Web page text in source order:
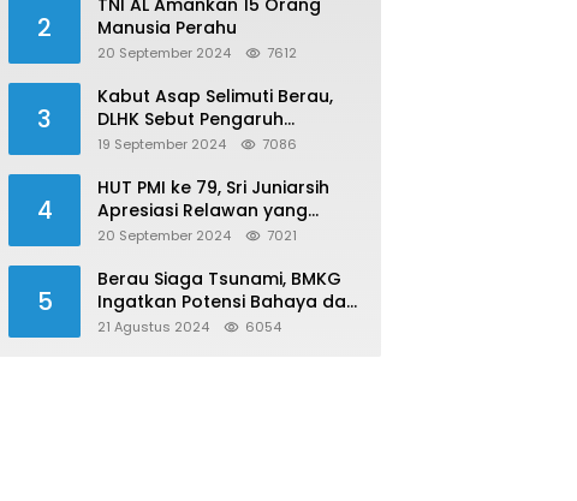
2
Manusia Perahu
20 September 2024 7612
3
Kabut Asap Selimuti Berau,
DLHK Sebut Pengaruh
Karhutla
19 September 2024 7086
4
HUT PMI ke 79, Sri Juniarsih
Apresiasi Relawan yang
Konsisten Donor Darah
20 September 2024 7021
5
Berau Siaga Tsunami, BMKG
Ingatkan Potensi Bahaya dari
Megathrust Utara Sulawesi
21 Agustus 2024 6054